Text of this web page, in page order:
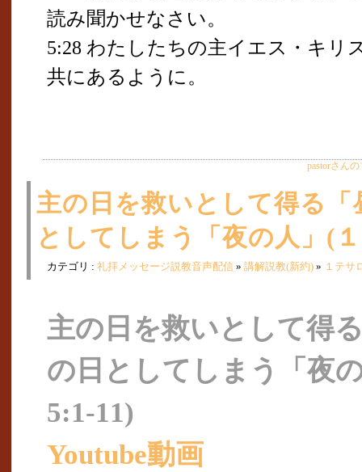
読み聞かせなさい。
5:28 わたしたちの主イエス・キリ
共にあるように。
pastorさん
主の日を救いとして得る
としてしまう「夜の人」(
カテゴリ : 礼拝メッセージ説教音声配信 » 講解説教(新約) » １テサ
主の日を救いとして得
の日としてしまう「夜
5:1-11)
Youtube動画